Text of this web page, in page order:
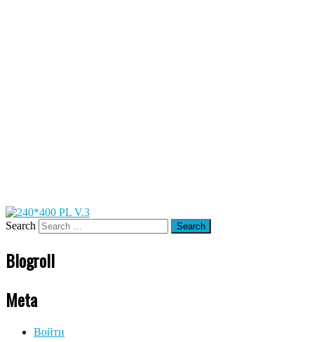
Search
Blogroll
Meta
Войти